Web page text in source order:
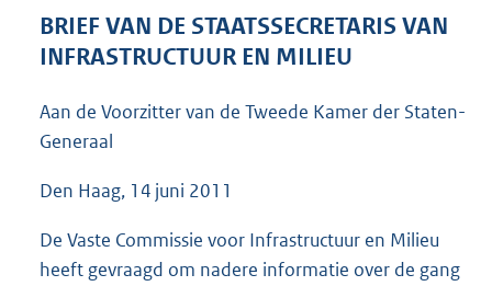
e
:
2
BRIEF VAN DE STAATSSECRETARIS VAN
INFRASTRUCTUUR EN MILIEU
Aan de Voorzitter van de Tweede Kamer der Staten-
Generaal
Den Haag, 14 juni 2011
De Vaste Commissie voor Infrastructuur en Milieu
heeft gevraagd om nadere informatie over de gang